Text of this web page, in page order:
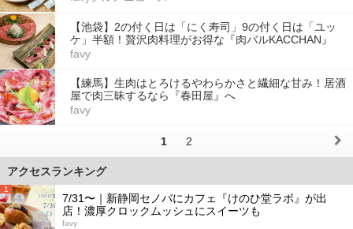
【池袋】2の付く日は「にく寿司」9の付く日は「ユッ
ケ」半額！贅沢肉料理がお得な『肉バルKACCHAN』
favy
【練馬】生肉はとろけるやわらかさと繊細な甘み！居酒
屋で肉三昧するなら『春田屋』へ
favy
1 2
アクセスランキング
1
7/31〜｜新静岡セノバにカフェ『けのひ堂ラボ』が出
店！濃厚クロックムッシュにスイーツも
favy